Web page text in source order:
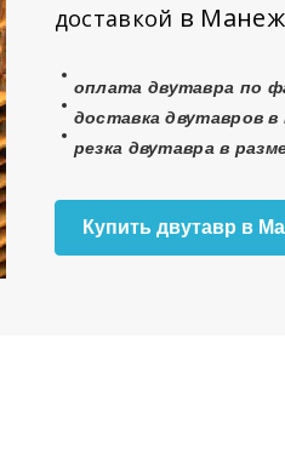
доставкой в
оплата двутавра по
доставка двутавров
резка двутавра в
Купить двутавр в